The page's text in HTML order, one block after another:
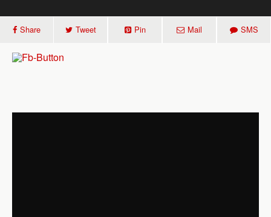
Share Tweet Pin Mail SMS